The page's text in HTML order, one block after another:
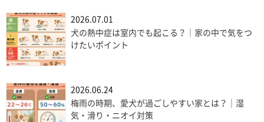
2026.07.01
犬の熱中症は室内でも起こる？｜家の中で気をつ
けたいポイント
2026.06.24
梅雨の時期、愛犬が過ごしやすい家とは？｜湿
気・滑り・ニオイ対策